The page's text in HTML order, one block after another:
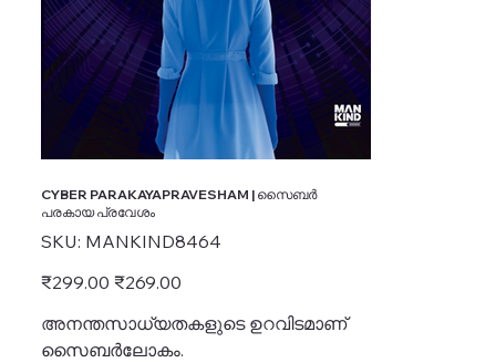
CYBER PARAKAYAPRAVESHAM | സൈബർ
പരകായ പ്രവേശം
SKU: SKU
MANKIND8464
MANKIND8464
Original
price
₹299.00 Sale
price
₹269.00
അനന്തസാധ്യതകളുടെ ഉറവിടമാണ്
സൈബർലോകം.